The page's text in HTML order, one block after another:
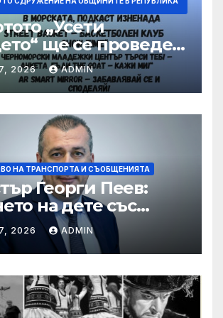
„Усети
ще се проведе
издание на
OPEN
2026 ADMIN
НА ТРАНСПОРТА И СЪОБЩЕНИЯТА
Георги Пеев:
на дете със
потребности от
не е морално и е
2026 ADMIN